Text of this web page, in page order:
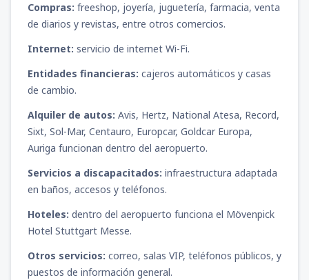
Compras: freeshop, joyería, juguetería, farmacia, venta
de diarios y revistas, entre otros comercios.
Internet: servicio de internet Wi-Fi.
Entidades financieras: cajeros automáticos y casas
de cambio.
Alquiler de autos: Avis, Hertz, National Atesa, Record,
Sixt, Sol-Mar, Centauro, Europcar, Goldcar Europa,
Auriga funcionan dentro del aeropuerto.
Servicios a discapacitados: infraestructura adaptada
en baños, accesos y teléfonos.
Hoteles: dentro del aeropuerto funciona el Mövenpick
Hotel Stuttgart Messe.
Otros servicios: correo, salas VIP, teléfonos públicos, y
puestos de información general.